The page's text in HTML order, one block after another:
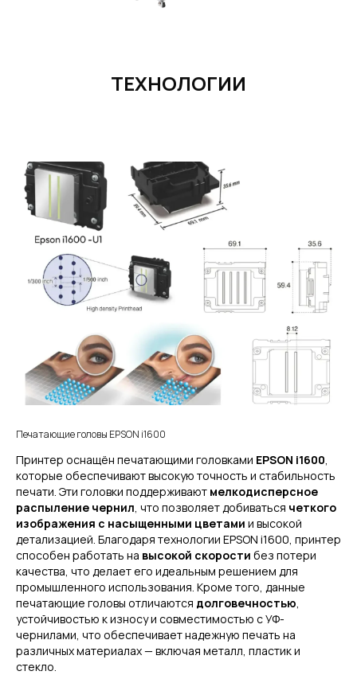
ТЕХНОЛОГИИ
Печатающие головы EPSON i1600
Принтер оснащён печатающими головками EPSON i1600,
которые обеспечивают высокую точность и стабильность
печати. Эти головки поддерживают мелкодисперсное
распыление чернил, что позволяет добиваться четкого
изображения с насыщенными цветами и высокой
детализацией. Благодаря технологии EPSON i1600, принтер
способен работать на высокой скорости без потери
качества, что делает его идеальным решением для
промышленного использования. Кроме того, данные
печатающие головы отличаются долговечностью,
устойчивостью к износу и совместимостью с УФ-
чернилами, что обеспечивает надежную печать на
различных материалах — включая металл, пластик и
стекло.